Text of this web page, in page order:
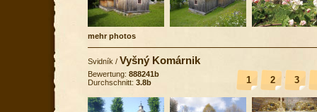
mehr photos
Svidník / Vyšný Komárnik
1 2 3
Bewertung: 888241b
Durchschnitt: 3.8b